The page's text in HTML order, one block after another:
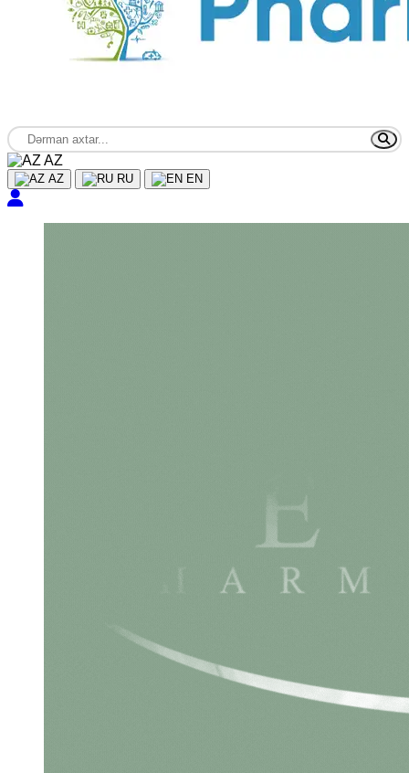
AZ
AZ RU EN